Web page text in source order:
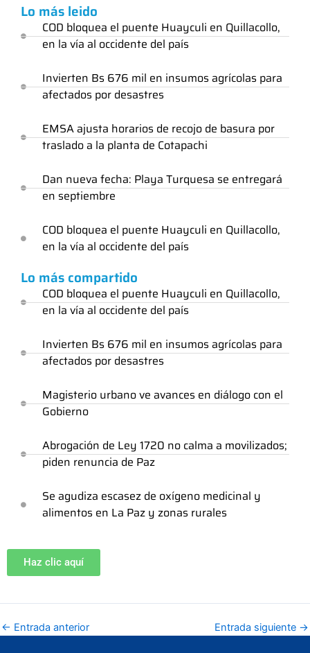
Lo más leido
COD bloquea el puente Huayculi en Quillacollo,
en la vía al occidente del país
Invierten Bs 676 mil en insumos agrícolas para
afectados por desastres
EMSA ajusta horarios de recojo de basura por
traslado a la planta de Cotapachi
Dan nueva fecha: Playa Turquesa se entregará
en septiembre
COD bloquea el puente Huayculi en Quillacollo,
en la vía al occidente del país
Lo más compartido
COD bloquea el puente Huayculi en Quillacollo,
en la vía al occidente del país
Invierten Bs 676 mil en insumos agrícolas para
afectados por desastres
Magisterio urbano ve avances en diálogo con el
Gobierno
Abrogación de Ley 1720 no calma a movilizados;
piden renuncia de Paz
Se agudiza escasez de oxígeno medicinal y
alimentos en La Paz y zonas rurales
Haz clic aquí
← Entrada anterior Entrada siguiente →